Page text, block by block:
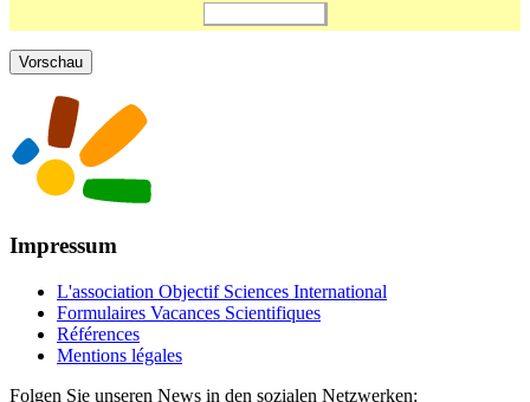
Impressum
L'association Objectif Sciences International
Formulaires Vacances Scientifiques
Références
Mentions légales
Folgen Sie unseren News in den sozialen Netzwerken: